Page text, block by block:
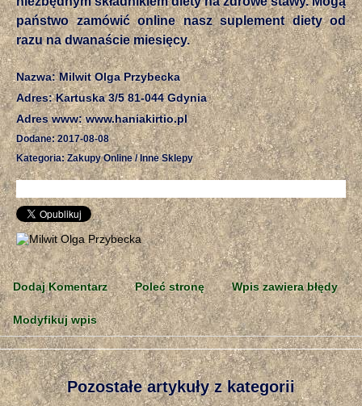
państwo zamówić online nasz suplement diety od
razu na dwanaście miesięcy.
Nazwa: Milwit Olga Przybecka
Adres: Kartuska 3/5 81-044 Gdynia
Adres www: www.haniakirtio.pl
Dodane: 2017-08-08
Kategoria: Zakupy Online / Inne Sklepy
Dodaj Komentarz Poleć stronę Wpis zawiera błędy
Modyfikuj wpis
Pozostałe artykuły z kategorii